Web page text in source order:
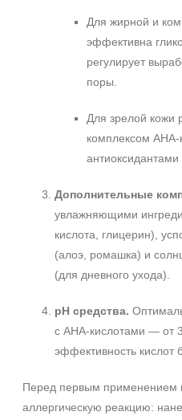
Для жирной и
эффективна
регулирует
поры.
Для зрелой кожи
комплексом
антиоксидантами
Дополнительные
увлажняющими
кислота, глицерин),
(алоэ, ромашка) и
(для дневного ухода).
pH средства.
с АНА‑кислотами — от
эффективность кислот
Перед первым применением
аллергическую реакцию: